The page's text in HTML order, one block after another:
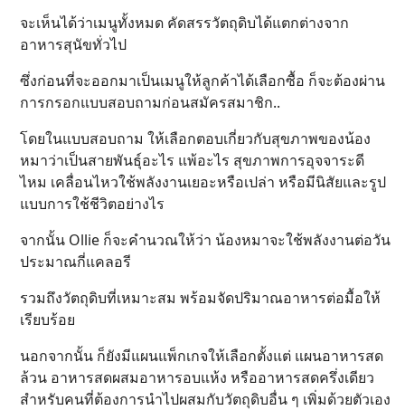
จะเห็นได้ว่าเมนูทั้งหมด คัดสรรวัตถุดิบได้แตกต่างจาก
อาหารสุนัขทั่วไป
ซึ่งก่อนที่จะออกมาเป็นเมนูให้ลูกค้าได้เลือกซื้อ ก็จะต้องผ่าน
การกรอกแบบสอบถามก่อนสมัครสมาชิก..
โดยในแบบสอบถาม ให้เลือกตอบเกี่ยวกับสุขภาพของน้อง
หมาว่าเป็นสายพันธุ์อะไร แพ้อะไร สุขภาพการอุจจาระดี
ไหม เคลื่อนไหวใช้พลังงานเยอะหรือเปล่า หรือมีนิสัยและรูป
แบบการใช้ชีวิตอย่างไร
จากนั้น Ollie ก็จะคำนวณให้ว่า น้องหมาจะใช้พลังงานต่อวัน
ประมาณกี่แคลอรี
รวมถึงวัตถุดิบที่เหมาะสม พร้อมจัดปริมาณอาหารต่อมื้อให้
เรียบร้อย
นอกจากนั้น ก็ยังมีแผนแพ็กเกจให้เลือกตั้งแต่ แผนอาหารสด
ล้วน อาหารสดผสมอาหารอบแห้ง หรืออาหารสดครึ่งเดียว
สำหรับคนที่ต้องการนำไปผสมกับวัตถุดิบอื่น ๆ เพิ่มด้วยตัวเอง